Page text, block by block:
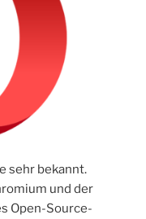
sehr bekannt.
und der
Open-Source-